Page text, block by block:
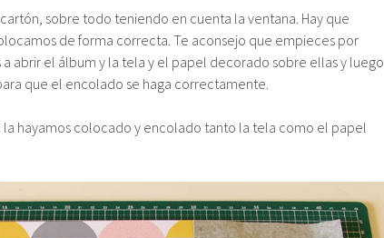
sobre todo teniendo en cuenta la ventana. Hay que
de forma correcta. Te aconsejo que empieces por
abrir el álbum y la tela y el papel decorado sobre ellas y luego
que el encolado se haga correctamente.
la hayamos colocado y encolado tanto la tela como el papel